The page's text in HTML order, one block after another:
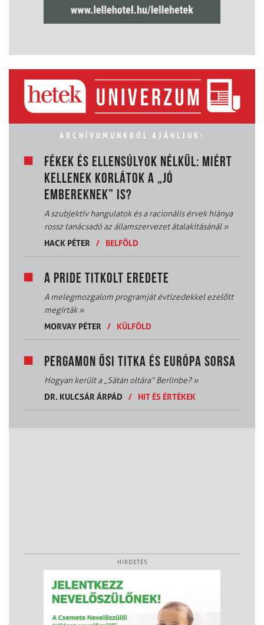
ARCHÍVUMUNKBÓL AJÁNLJUK:
FÉKEK ÉS ELLENSÚLYOK NÉLKÜL: MIÉRT
KELLENEK KORLÁTOK A „JÓ
EMBEREKNEK” IS?
A szubjektív hangulatok és a racionális érvek hiánya
rossz tanácsadó az államszervezet átalakításánál»
HACK PÉTER
/ BELFÖLD
A PRIDE TITKOLT EREDETE
A melegmozgalom programját évtizedekkel ezelőtt
megírták»
MORVAY PÉTER
/ KÜLFÖLD
PERGAMON ŐSI TITKA ÉS EURÓPA SORSA
Hogyan került a „Sátán oltára” Berlinbe?»
DR. KULCSÁR ÁRPÁD
/ HIT ÉS ÉRTÉKEK
HIRDETÉS